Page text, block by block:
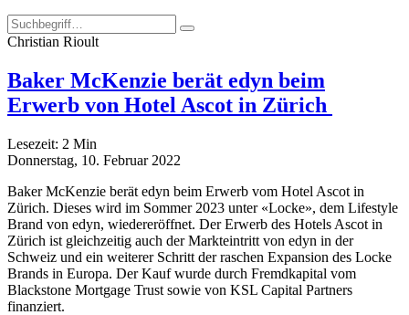
Christian Rioult
Baker McKenzie berät edyn beim
Erwerb von Hotel Ascot in Zürich
Lesezeit: 2 Min
Donnerstag, 10. Februar 2022
Baker McKenzie berät edyn beim Erwerb vom Hotel Ascot in
Zürich. Dieses wird im Sommer 2023 unter «Locke», dem Lifestyle
Brand von edyn, wiedereröffnet. Der Erwerb des Hotels Ascot in
Zürich ist gleichzeitig auch der Markteintritt von edyn in der
Schweiz und ein weiterer Schritt der raschen Expansion des Locke
Brands in Europa. Der Kauf wurde durch Fremdkapital vom
Blackstone Mortgage Trust sowie von KSL Capital Partners
finanziert.